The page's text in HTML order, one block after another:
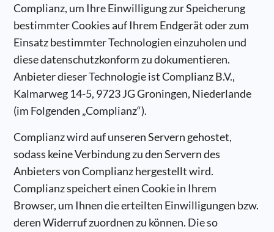
Complianz, um Ihre Einwilligung zur Speicherung
bestimmter Cookies auf Ihrem Endgerät oder zum
Einsatz bestimmter Technologien einzuholen und
diese datenschutzkonform zu dokumentieren.
Anbieter dieser Technologie ist Complianz B.V.,
Kalmarweg 14-5, 9723 JG Groningen, Niederlande
(im Folgenden „Complianz“).
Complianz wird auf unseren Servern gehostet,
sodass keine Verbindung zu den Servern des
Anbieters von Complianz hergestellt wird.
Complianz speichert einen Cookie in Ihrem
Browser, um Ihnen die erteilten Einwilligungen bzw.
deren Widerruf zuordnen zu können. Die so